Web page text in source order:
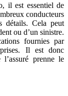
il est essentiel de
conducteurs
détails. Cela peut
ou d’un sinistre.
fournies par
Il est donc
prenne le